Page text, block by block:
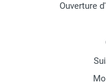
Ouverture